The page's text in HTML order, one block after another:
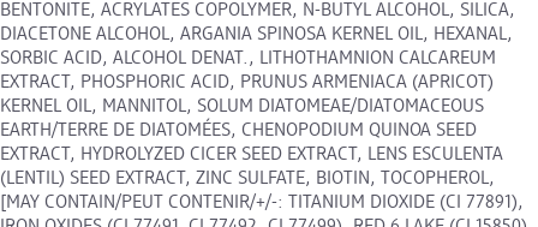
BENTONITE, ACRYLATES COPOLYMER, N-BUTYL ALCOHOL, SILICA,
DIACETONE ALCOHOL, ARGANIA SPINOSA KERNEL OIL, HEXANAL,
SORBIC ACID, ALCOHOL DENAT., LITHOTHAMNION CALCAREUM
EXTRACT, PHOSPHORIC ACID, PRUNUS ARMENIACA (APRICOT)
KERNEL OIL, MANNITOL, SOLUM DIATOMEAE/DIATOMACEOUS
EARTH/TERRE DE DIATOMÉES, CHENOPODIUM QUINOA SEED
EXTRACT, HYDROLYZED CICER SEED EXTRACT, LENS ESCULENTA
(LENTIL) SEED EXTRACT, ZINC SULFATE, BIOTIN, TOCOPHEROL,
[MAY CONTAIN/PEUT CONTENIR/+/-: TITANIUM DIOXIDE (CI 77891),